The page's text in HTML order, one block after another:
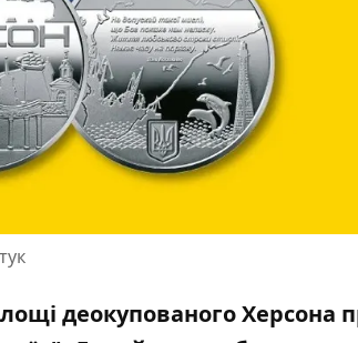
деокупованого Херсона